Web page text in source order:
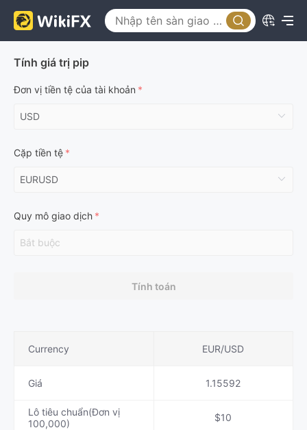
Tính giá trị pip
Đơn vị tiền tệ của tài khoản
Cặp tiền tệ
Quy mô giao dịch
Tính toán
Currency
Giá
Lô tiêu chuẩn(Đơn vị
100,000)
EUR/USD
1.15592
$10